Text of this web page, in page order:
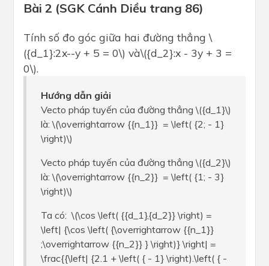
Bài 2 (SGK Cánh Diều trang 86)
Tính số đo góc giữa hai đường thẳng \
({d_1}:2x--y + 5 = 0\) và\({d_2}:x - 3y + 3 =
0\).
Hướng dẫn giải
Vecto pháp tuyến của đường thẳng \({d_1}\)
là: \(\overrightarrow {{n_1}} = \left( {2; - 1}
\right)\)
Vecto pháp tuyến của đường thẳng \({d_2}\)
là: \(\overrightarrow {{n_2}} = \left( {1; - 3}
\right)\)
Ta có: \(\cos \left( {{d_1},{d_2}} \right) =
\left| {\cos \left( {\overrightarrow {{n_1}}
;\overrightarrow {{n_2}} } \right)} \right| =
\frac{{\left| {2.1 + \left( { - 1} \right).\left( { -